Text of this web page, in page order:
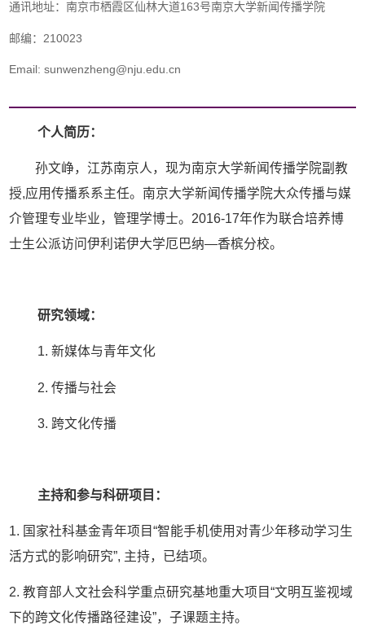
通讯地址：南京市栖霞区仙林大道163号南京大学新闻传播学院
邮编：210023
Email: sunwenzheng@nju.edu.cn
个人简历：
孙文峥，江苏南京人，现为南京大学新闻传播学院副教
授,应用传播系系主任。南京大学新闻传播学院大众传播与媒
介管理专业毕业，管理学博士。 2016-17年作为联合培养博
士生公派访问伊利诺伊大学厄巴纳—香槟分校。
研究领域：
1.新媒体与青年文化
2.传播与社会
3. 跨文化传播
主持和参与科研项目：
1. 国家社科基金青年项目“智能手机使用对青少年移动学习生
活方式的影响研究”, 主持，已结项。
2.教育部人文社会科学重点研究基地重大项目“文明互鉴视域
下的跨文化传播路径建设”，子课题主持。